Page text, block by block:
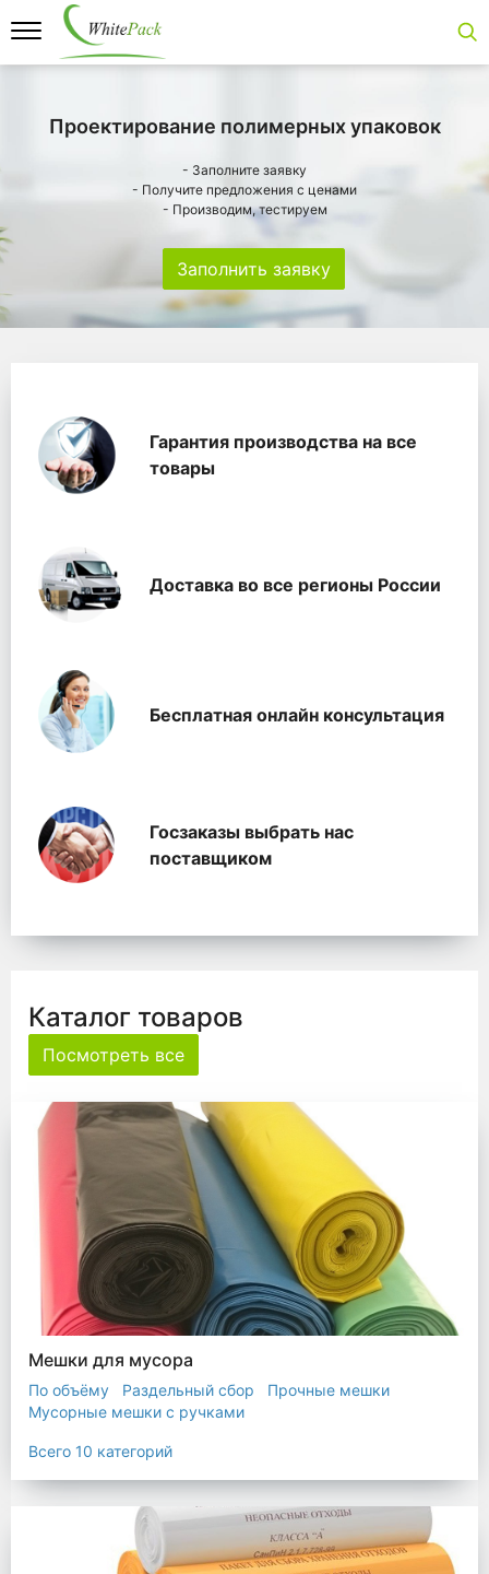
Проектирование полимерных упаковок
- Заполните заявку
- Получите предложения с ценами
- Производим, тестируем
Заполнить заявку
WhitePackГарантия производства на все
товары
Доставка во все регионы России
Бесплатная онлайн консультация
Госзаказы выбрать нас
поставщиком
Каталог товаров
Посмотреть все
Мешки для мусора
По объёму Раздельный сбор
Прочные мешки
Мусорные мешки с ручками
Прозрачные мешки
Мешки строительные
Мешок для листьев
Всего 10 категорий